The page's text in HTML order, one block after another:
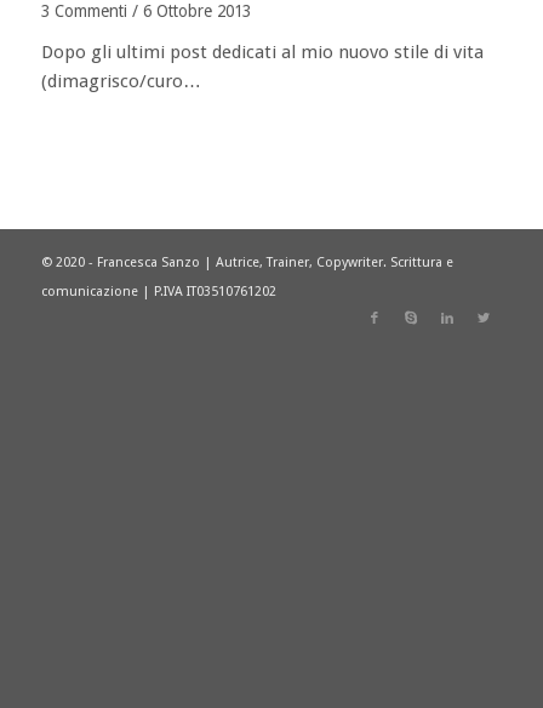
3 Commenti / 6 Ottobre 2013
Dopo gli ultimi post dedicati al mio nuovo stile di vita
(dimagrisco/curo…
© 2020 - Francesca Sanzo | Autrice, Trainer, Copywriter. Scrittura e
comunicazione | P.IVA IT03510761202